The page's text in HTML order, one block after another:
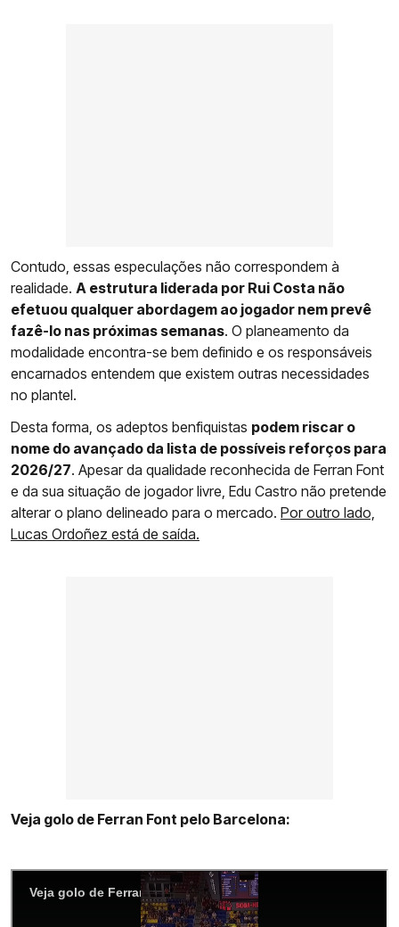
Contudo, essas especulações não correspondem à
realidade. A estrutura liderada por Rui Costa não
efetuou qualquer abordagem ao jogador nem prevê
fazê-lo nas próximas semanas. O planeamento da
modalidade encontra-se bem definido e os responsáveis
encarnados entendem que existem outras necessidades
no plantel.
Desta forma, os adeptos benfiquistas podem riscar o
nome do avançado da lista de possíveis reforços para
2026/27. Apesar da qualidade reconhecida de Ferran Font
e da sua situação de jogador livre, Edu Castro não pretende
alterar o plano delineado para o mercado. Por outro lado,
Lucas Ordoñez está de saída.
Veja golo de Ferran Font pelo Barcelona: